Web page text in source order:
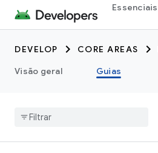
Essenciais
DEVELOP CORE AREAS
Visão geral
Guias